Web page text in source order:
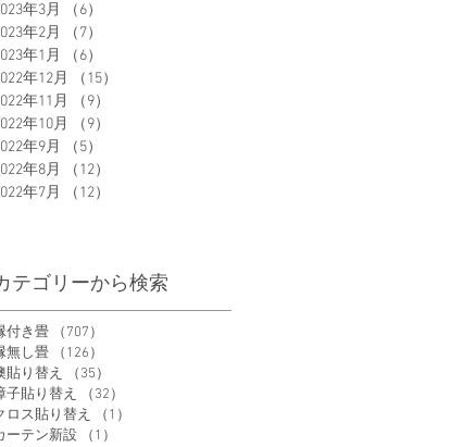
年3月
（6）
年2月
（7）
年1月
（6）
年12月
（15）
年11月
（9）
年10月
（9）
年9月
（5）
年8月
（12）
年7月
（12）
テゴリーから検索
付き畳 （707）
無し畳
（126）
貼り替え
（35）
子貼り替え
（32）
ロス貼り替え
（1）
ーテン新設
（1）